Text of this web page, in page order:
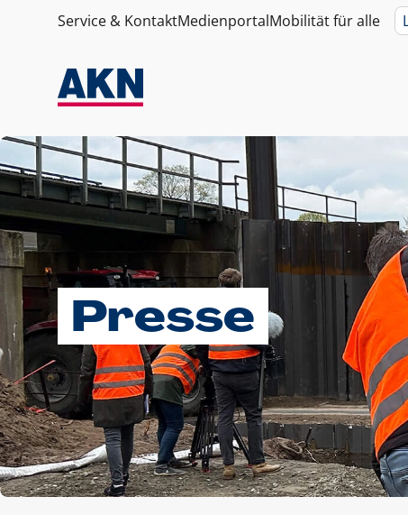
Service & KontaktMedienportalMobilität für alle
Presse